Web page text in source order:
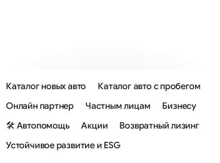
Каталог новых авто
Каталог авто с пробегом
Онлайн партнер
Частным лицам
Бизнесу
🛠 Автопомощь
Акции
Возвратный лизинг
Устойчивое развитие и ESG